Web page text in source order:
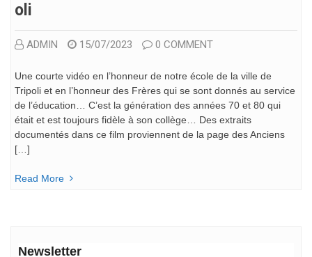
Oli
ADMIN 15/07/2023 0 COMMENT
Une courte vidéo en l’honneur de notre école de la ville de
Tripoli et en l’honneur des Frères qui se sont donnés au service
de l’éducation… C’est la génération des années 70 et 80 qui
était et est toujours fidèle à son collège… Des extraits
documentés dans ce film proviennent de la page des Anciens
[…]
Read More
Newsletter